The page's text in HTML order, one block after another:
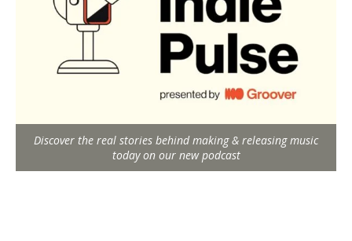
Discover the real stories behind making & releasing music
today on our new podcast